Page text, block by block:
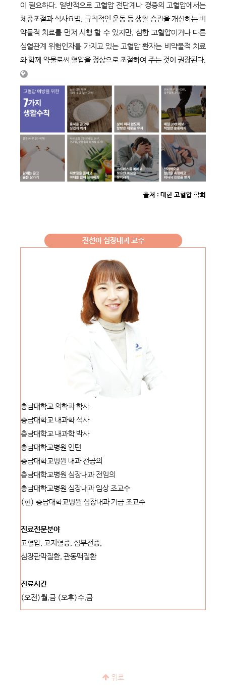
이 필요하다. 일반적으로 고혈압 전단계나 경증의 고혈압에서는
체중조절과 식사요법, 규칙적인 운동 등 생활 습관을 개선하는 비
약물적 치료를 먼저 시행 할 수 있지만, 심한 고혈압이거나 다른
심혈관계 위험인자를 가지고 있는 고혈압 환자는 비약물적 치료
와 함께 약물로써 혈압을 정상으로 조절하여 주는 것이 권장된다.
출처 : 대한 고혈압 학회
진선아 심장내과 교수
충남대학교 의학과 학사
충남대학교 내과학 석사
충남대학교 내과학 박사
충남대학교병원 인턴
충남대학교병원 내과 전공의
충남대학교병원 심장내과 전임의
충남대학교병원 심장내과 임상 조교수
(현) 충남대학교병원 심장내과 기금 조교수
진료전문분야
고혈압, 고지혈증, 심부전증,
심장판막질환, 관동맥질환
진료시간
(오전)월,금 (오후)수,금
위로